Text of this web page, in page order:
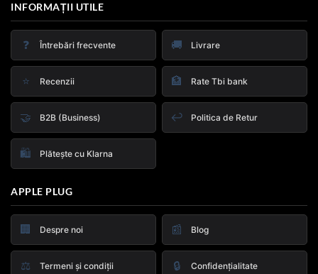
INFORMAȚII UTILE
❓ Întrebări frecvente 🚚 Livrare
⭐ Recenzii 🏦 Rate Tbi bank
🤝 B2B (Business) ↩️ Politica de Retur
🛍️ Plătește cu Klarna
APPLE PLUG
🏢 Despre noi 📰 Blog
⚖️ Termeni și condiții 🔒 Confidențialitate